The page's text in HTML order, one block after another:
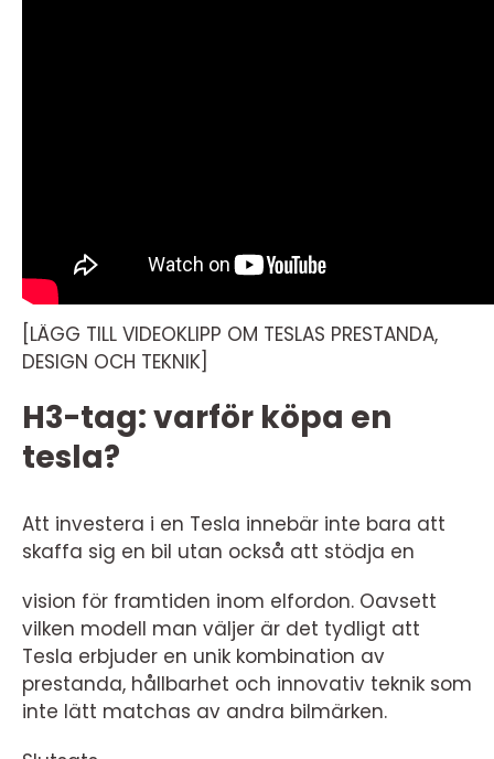
[LÄGG TILL VIDEOKLIPP OM TESLAS PRESTANDA,
DESIGN OCH TEKNIK]
H3-tag: varför köpa en
tesla?
Att investera i en Tesla innebär inte bara att
skaffa sig en bil utan också att stödja en
vision för framtiden inom elfordon. Oavsett
vilken modell man väljer är det tydligt att
Tesla erbjuder en unik kombination av
prestanda, hållbarhet och innovativ teknik som
inte lätt matchas av andra bilmärken.